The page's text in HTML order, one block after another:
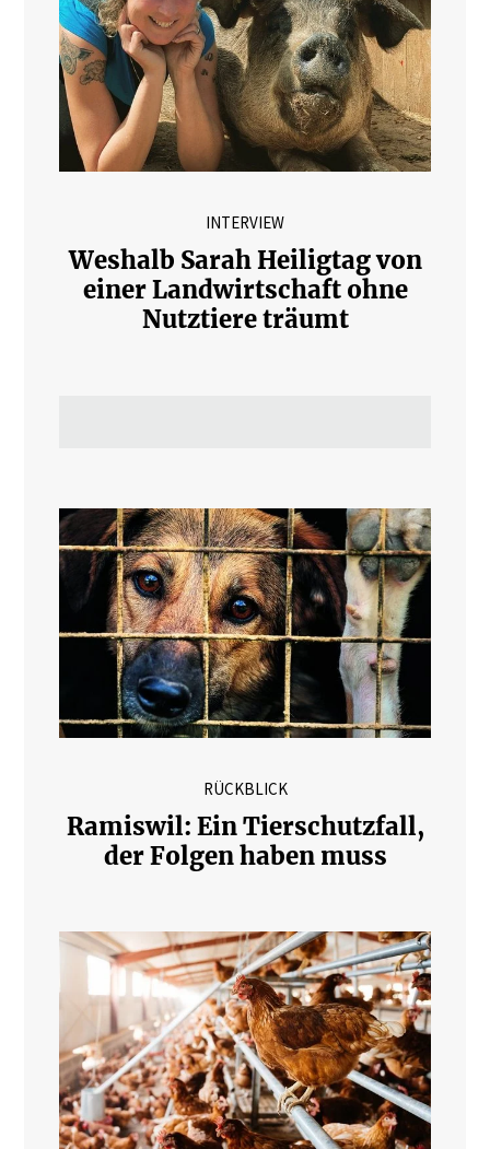
INTERVIEW
Weshalb Sarah Heiligtag von
einer Landwirtschaft ohne
Nutztiere träumt
RÜCKBLICK
Ramiswil: Ein Tierschutzfall,
der Folgen haben muss